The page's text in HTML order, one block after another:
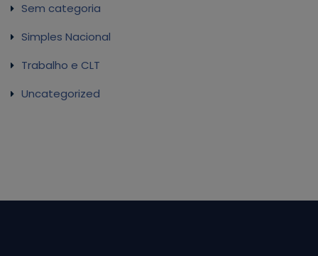
Sem categoria
Simples Nacional
Trabalho e CLT
Uncategorized